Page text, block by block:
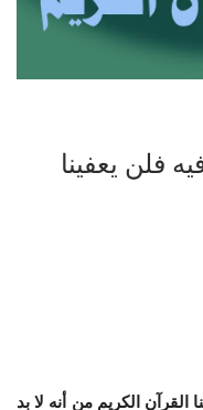
فلن يعفينا
القرآن الكريم من أنه لا بد